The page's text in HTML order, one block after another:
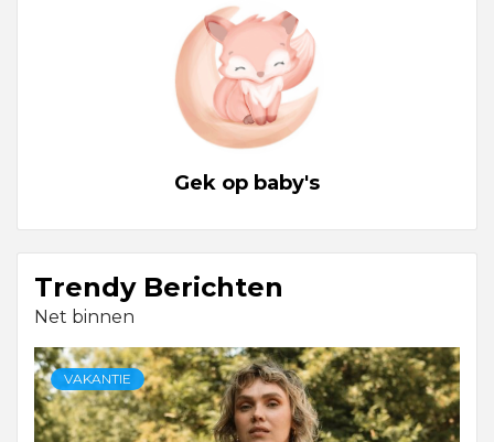
Gek op baby's
Trendy Berichten
Net binnen
VAKANTIE